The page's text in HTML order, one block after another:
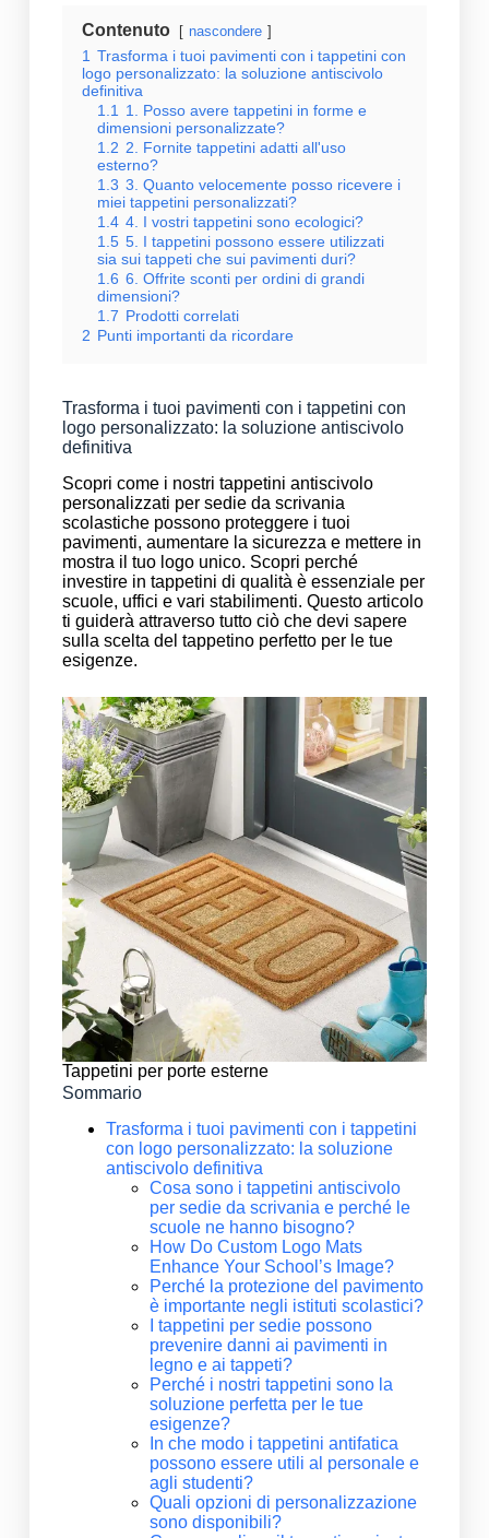
Contenuto nascondere
1 Trasforma i tuoi pavimenti con i tappetini con
logo personalizzato: la soluzione antiscivolo
definitiva
1.1
1. Posso avere tappetini in forme e
dimensioni personalizzate?
1.2 2. Fornite tappetini adatti all'uso
esterno?
1.3 3. Quanto velocemente posso ricevere i
miei tappetini personalizzati?
1.4 4. I vostri tappetini sono ecologici?
1.5 5. I tappetini possono essere utilizzati
sia sui tappeti che sui pavimenti duri?
1.6 6. Offrite sconti per ordini di grandi
dimensioni?
1.7 Prodotti correlati
2 Punti importanti da ricordare
Trasforma i tuoi pavimenti con i tappetini con
logo personalizzato: la soluzione antiscivolo
definitiva
Scopri come i nostri tappetini antiscivolo
personalizzati per sedie da scrivania
scolastiche possono proteggere i tuoi
pavimenti, aumentare la sicurezza e mettere in
mostra il tuo logo unico. Scopri perché
investire in tappetini di qualità è essenziale per
scuole, uffici e vari stabilimenti. Questo articolo
ti guiderà attraverso tutto ciò che devi sapere
sulla scelta del tappetino perfetto per le tue
esigenze.
Tappetini per porte esterne
Sommario
Trasforma i tuoi pavimenti con i tappetini
con logo personalizzato: la soluzione
antiscivolo definitiva
Cosa sono i tappetini antiscivolo
per sedie da scrivania e perché le
scuole ne hanno bisogno?
How Do Custom Logo Mats
Enhance Your School’s Image?
Perché la protezione del pavimento
è importante negli istituti scolastici?
I tappetini per sedie possono
prevenire danni ai pavimenti in
legno e ai tappeti?
Perché i nostri tappetini sono la
soluzione perfetta per le tue
esigenze?
In che modo i tappetini antifatica
possono essere utili al personale e
agli studenti?
Quali opzioni di personalizzazione
sono disponibili?